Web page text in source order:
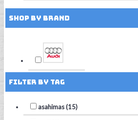
Shop by Brand
Filter by Tag
asahimas (15)